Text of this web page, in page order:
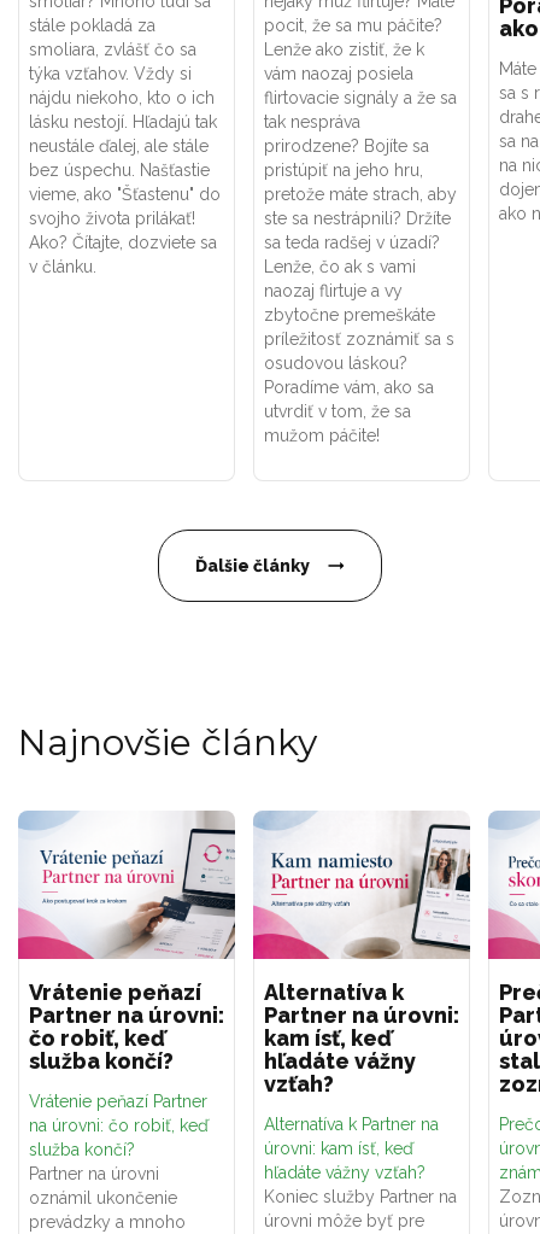
stále pokladá za
smoliara, zvlášť čo sa
týka vzťahov. Vždy si
nájdu niekoho, kto o ich
lásku nestojí. Hľadajú tak
neustále ďalej, ale stále
bez úspechu. Našťastie
vieme, ako "Šťastenu" do
svojho života prilákať!
Ako? Čítajte, dozviete sa
v článku.
pocit, že sa mu páčite?
Lenže ako zistiť, že k
vám naozaj posiela
flirtovacie signály a že sa
tak nespráva
prirodzene? Bojíte sa
pristúpiť na jeho hru,
pretože máte strach, aby
ste sa nestrápnili? Držíte
sa teda radšej v úzadí?
Lenže, čo ak s vami
naozaj flirtuje a vy
zbytočne premeškáte
príležitosť zoznámiť sa s
osudovou láskou?
Poradíme vám, ako sa
utvrdiť v tom, že sa
mužom páčite!
sa s
sa
na
ako
Ďalšie články
Najnovšie články
Vrátenie peňazí
Partner na úrovni:
čo robiť, keď
služba končí?
Vrátenie peňazí Partner
na úrovni: čo robiť, keď
služba končí?
Partner na úrovni
oznámil ukončenie
prevádzky a mnoho
Alternatíva k
Partner na úrovni:
kam ísť, keď
hľadáte vážny
vzťah?
Alternatíva k Partner na
úrovni: kam ísť, keď
hľadáte vážny vzťah?
Koniec služby Partner na
úrovni môže byť pre